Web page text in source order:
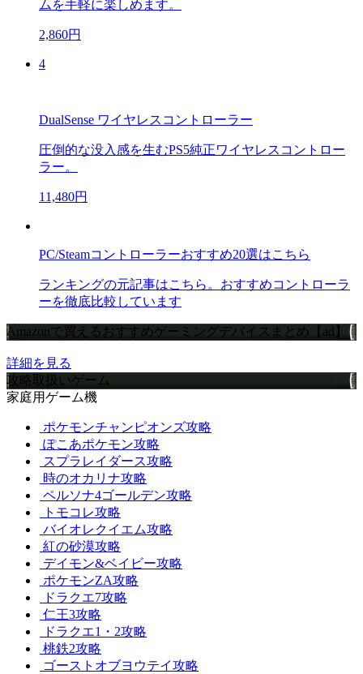
ムを手軽に楽しめます。
2,860円
4
DualSense ワイヤレスコントローラー
圧倒的な没入感を生むPS5純正ワイヤレスコントロー
ラー。
11,480円
PC/Steamコントローラーおすすめ20選はこちら
ランキングの元記事はこちら。おすすめコントローラ
ーを徹底比較しています
Amazonで買えるおすすめゲーミングデバイスまとめ【ad】
詳細を見る
攻略取扱いゲーム
家庭用ゲーム機
ポケモンチャンピオンズ攻略
ぽこあポケモン攻略
スプラレイダース攻略
時のオカリナ攻略
ペルソナ4ゴールデン攻略
トモコレ攻略
バイオレクイエム攻略
紅の砂漠攻略
デイモン&ベイビー攻略
ポケモンZA攻略
ドラクエ7攻略
仁王3攻略
ドラクエ1・2攻略
桃鉄2攻略
ゴーストオブヨウテイ攻略